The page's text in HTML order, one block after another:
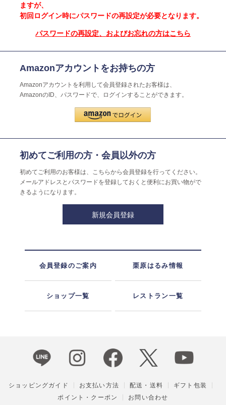
ますが、
初回ログイン時にパスワードの再設定が必要となります。
パスワードの再設定、およびお忘れの方はこちら
Amazonアカウントをお持ちの方
Amazonアカウントを利用して会員登録されたお客様は、
AmazonのID、パスワードで、ログインすることができます。
初めてご利用の方・会員以外の方
初めてご利用のお客様は、こちらから会員登録を行ってください。
メールアドレスとパスワードを登録しておくと便利にお買い物がで
きるようになります。
会員登録のご案内 栗原はるみ情報
ショップ一覧 レストラン一覧
ショッピングガイド お支払い方法 配送・送料
ギフト包装
ポイント・クーポン
お問い合わせ